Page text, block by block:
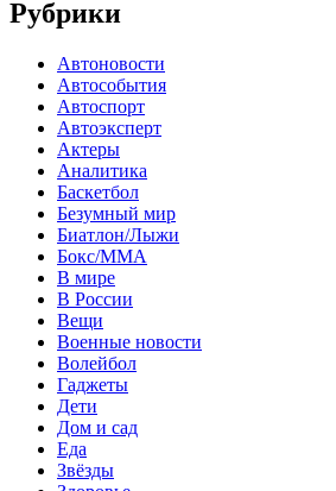
Рубрики
Автоновости
Автособытия
Автоспорт
Автоэксперт
Актеры
Аналитика
Баскетбол
Безумный мир
Биатлон/Лыжи
Бокс/MMA
В мире
В России
Вещи
Военные новости
Волейбол
Гаджеты
Дети
Дом и сад
Еда
Звёзды